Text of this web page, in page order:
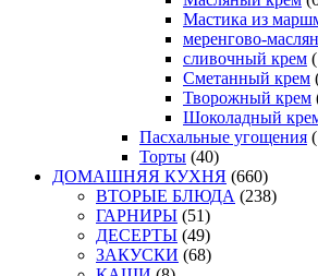
Мастика из
меренгово-
сливочный крем
Сметанный крем
Творожный крем
Шоколадный
Пасхальные угощения
Торты (40)
ДОМАШНЯЯ КУХНЯ (660)
ВТОРЫЕ БЛЮДА (238)
ГАРНИРЫ (51)
ДЕСЕРТЫ (49)
ЗАКУСКИ (68)